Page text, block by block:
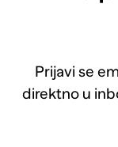
Prijavi se
direktno u